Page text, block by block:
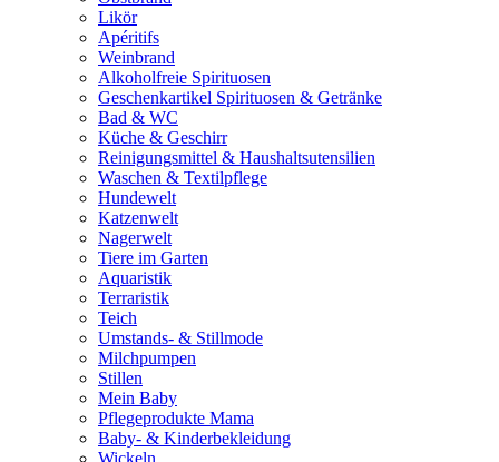
Likör
Apéritifs
Weinbrand
Alkoholfreie Spirituosen
Geschenkartikel Spirituosen & Getränke
Bad & WC
Küche & Geschirr
Reinigungsmittel & Haushaltsutensilien
Waschen & Textilpflege
Hundewelt
Katzenwelt
Nagerwelt
Tiere im Garten
Aquaristik
Terraristik
Teich
Umstands- & Stillmode
Milchpumpen
Stillen
Mein Baby
Pflegeprodukte Mama
Baby- & Kinderbekleidung
Wickeln